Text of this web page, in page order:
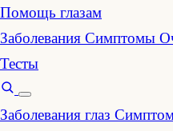
Помощь глазам
Заболевания Симптомы
Тесты
Заболевания глаз